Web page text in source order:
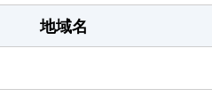
地域名